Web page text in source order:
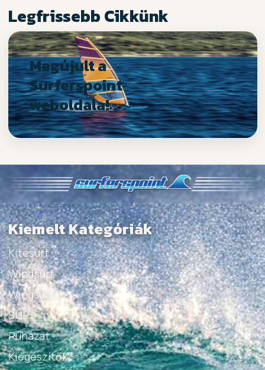
Legfrissebb Cikkünk
Megújult a
Surferspoint
weboldala!
Kiemelt Kategóriák
Kitesurf
Windsurf
Wingsurf
SUP
Ruházat
Kiegészítők